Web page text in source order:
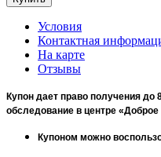
Условия
Контактная
На карте
Отзывы
Купон дает право получения до
обследование в центре «Доброе
Купоном можно